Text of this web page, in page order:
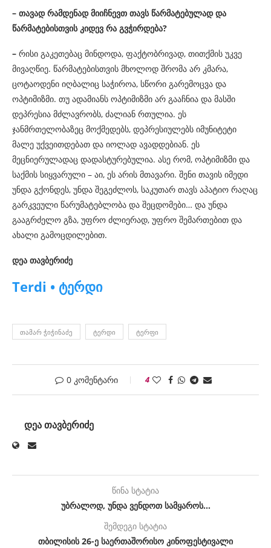
– თავად რამდენად მიიჩნევთ თავს წარმატებულად და
წარმატებისთვის კიდევ რა გვჭირდება?
– რისი გაკეთებაც მინდოდა, ფაქტობრივად, თითქმის უკვე
მივაღწიე. წარმატებისთვის მხოლოდ შრომა არ კმარა,
ცოტაოდენი იღბალიც საჭიროა, სწორი გარემოცვა და
ოპტიმიზმი. თუ ადამიანს ოპტიმიზმი არ გააჩნია და მასში
დეპრესია მძლავრობს, ძალიან რთულია. ეს
ჯანმრთელობაზეც მოქმედებს, დეპრესიულებს იმუნიტეტი
მალე უქვეითდებათ და იოლად ავადდებიან. ეს
მეცნიერულადაც დადასტურებულია. ასე რომ, ოპტიმიზმი და
საქმის სიყვარული – აი, ეს არის მთავარი. შენი თავის იმედი
უნდა გქონდეს, უნდა შეგეძლოს, საკუთარ თავს აპატიო რაღაც
გარკვეული წარუმატებლობა და შეცდომები… და უნდა
გააგრძელო გზა, უფრო ძლიერად, უფრო შემართებით და
ახალი გამოცდილებით.
დეა თავბერიძე
Terdi • ტერდი
ᲗᲐᲛᲐᲠ ᲭᲘᲭᲘᲜᲐᲫᲔ ᲢᲔᲠᲓᲘ ᲢᲔᲠᲤᲘ
0 კომენტარი 4
ᲓᲔᲐ ᲗᲐᲕᲑᲔᲠᲘᲫᲔ
წინა სტატია
უბრალოდ, უნდა ვენდოთ სამყაროს…
შემდეგი სტატია
თბილისის 26-ე საერთაშორისო კინოფესტივალი